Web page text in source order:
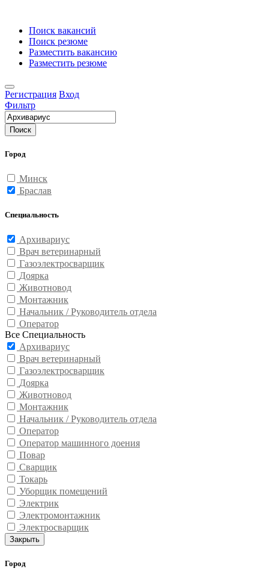
Поиск вакансий
Поиск резюме
Разместить вакансию
Разместить резюме
Регистрация Вход
Фильтр
Поиск
Город
Минск
Браслав
Специальность
Архивариус
Врач ветеринарный
Газоэлектросварщик
Доярка
Животновод
Монтажник
Начальник / Руководитель отдела
Оператор
Все Специальность
Архивариус
Врач ветеринарный
Газоэлектросварщик
Доярка
Животновод
Монтажник
Начальник / Руководитель отдела
Оператор
Оператор машинного доения
Повар
Сварщик
Токарь
Уборщик помещений
Электрик
Электромонтажник
Электросварщик
Закрыть
Город